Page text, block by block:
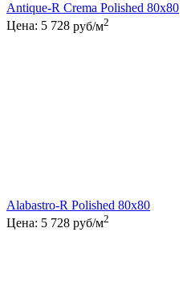
Antique-R Crema Polished 80x80
Цена: 5 728 руб/м2
Alabastro-R Polished 80x80
Цена: 5 728 руб/м2